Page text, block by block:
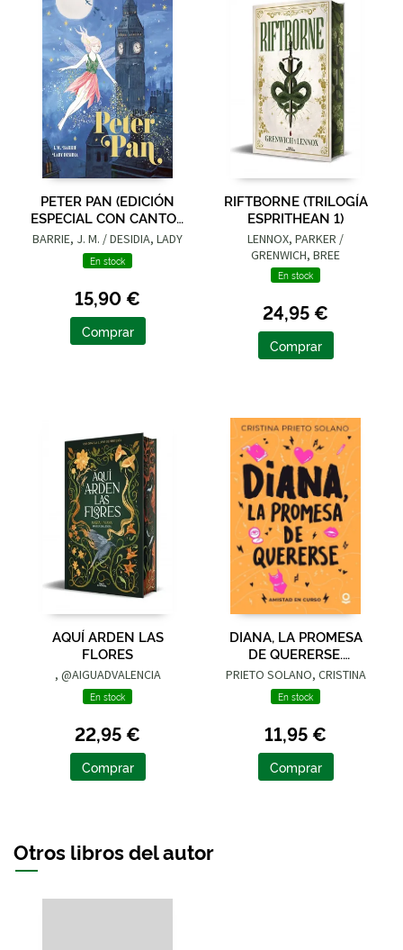
PETER PAN (EDICIÓN
ESPECIAL CON CANTOS
TINTADOS)
BARRIE, J. M. / DESIDIA, LADY
En stock
15,90 €
Comprar
RIFTBORNE (TRILOGÍA
ESPRITHEAN 1)
LENNOX, PARKER /
GRENWICH, BREE
En stock
24,95 €
Comprar
AQUÍ ARDEN LAS
FLORES
, @AIGUADVALENCIA
En stock
22,95 €
Comprar
DIANA, LA PROMESA
DE QUERERSE.
AMISTAD EN CURSO
PRIETO SOLANO, CRISTINA
En stock
11,95 €
Comprar
Otros libros del autor